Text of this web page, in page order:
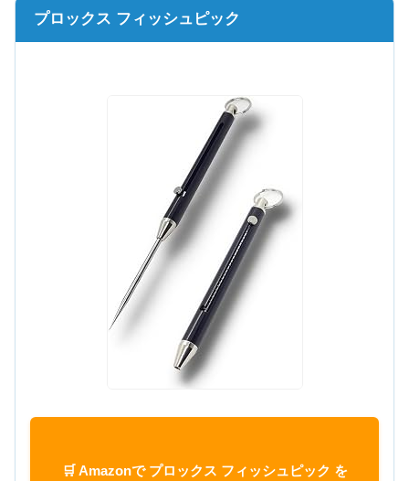
プロックス フィッシュピック
🛒 Amazonで プロックス フィッシュピック を